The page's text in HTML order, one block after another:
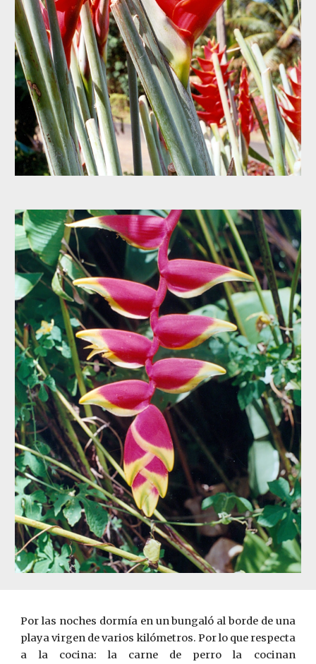
Por las noches dormía en un bungaló al borde de una
playa virgen de varios kilómetros. Por lo que respecta
a la co­cina: la carne de perro la cocinan